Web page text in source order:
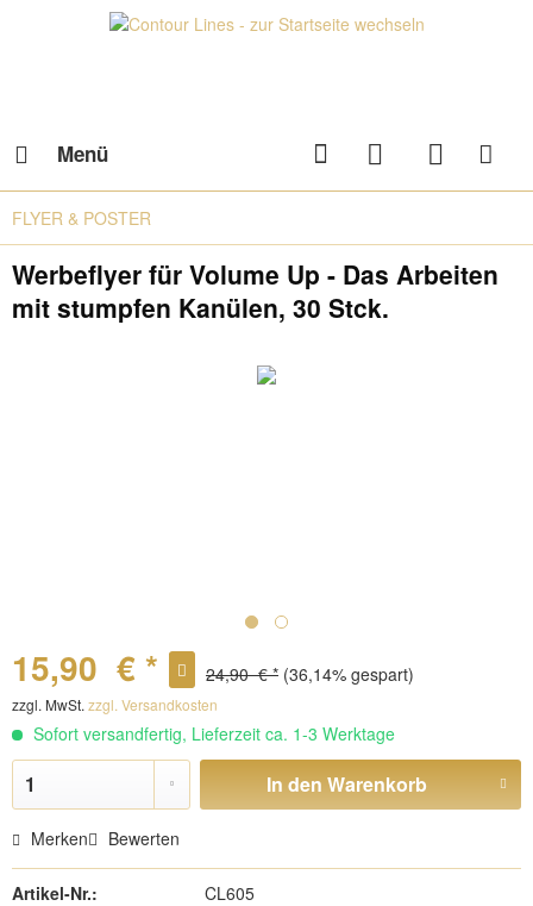
Menü
FLYER & POSTER
Werbeflyer für Volume Up - Das Arbeiten
mit stumpfen Kanülen, 30 Stck.
15,90 € * 24,90 € * (36,14% gespart)
zzgl. MwSt. zzgl. Versandkosten
Sofort versandfertig, Lieferzeit ca. 1-3 Werktage
In den Warenkorb
Merken Bewerten
Artikel-Nr.: CL605